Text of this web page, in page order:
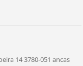
143780-051 ancas